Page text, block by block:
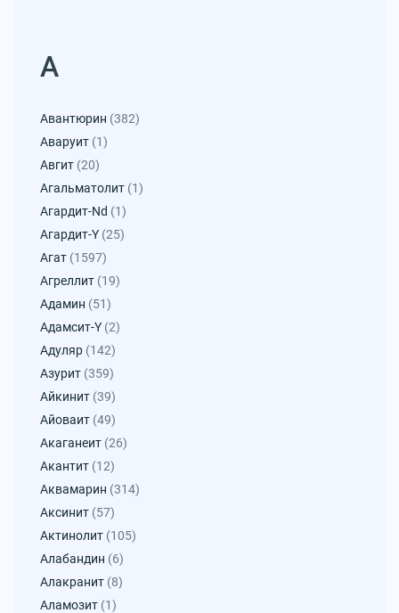
А
Авантюрин (382)
Аваруит (1)
Авгит (20)
Агальматолит (1)
Агардит-Nd (1)
Агардит-Y (25)
Агат (1597)
Агреллит (19)
Адамин (51)
Адамсит-Y (2)
Адуляр (142)
Азурит (359)
Айкинит (39)
Айоваит (49)
Акаганеит (26)
Акантит (12)
Аквамарин (314)
Аксинит (57)
Актинолит (105)
Алабандин (6)
Алакранит (8)
Аламозит (1)